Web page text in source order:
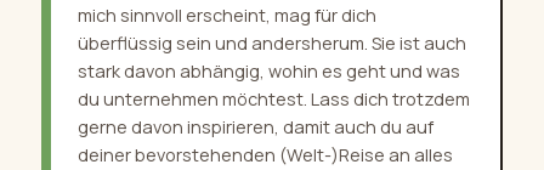
mich sinnvoll erscheint, mag für dich
überflüssig sein und andersherum. Sie ist auch
stark davon abhängig, wohin es geht und was
du unternehmen möchtest. Lass dich trotzdem
gerne davon inspirieren, damit auch du auf
deiner bevorstehenden (Welt-)Reise an alles